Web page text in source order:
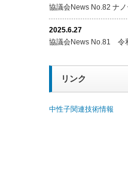
協議会News No.82 ナ
2025.6.27
協議会News No.81 令
リンク
中性子関連技術情報